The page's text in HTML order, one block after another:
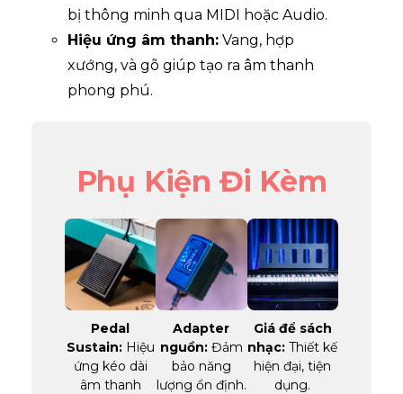
bị thông minh qua MIDI hoặc Audio.
Hiệu ứng âm thanh: Vang, hợp
xướng, và gõ giúp tạo ra âm thanh
phong phú.
Phụ Kiện Đi Kèm
Pedal
Sustain:Hiệu
ứng kéo dài
âm thanh
Adapter
nguồn:Đảm
bảo năng
lượng ổn định.
Giá để sách
nhạc: Thiết kế
hiện đại, tiện
dụng.